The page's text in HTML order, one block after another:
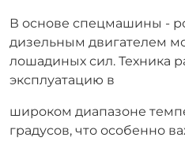
В основе спецмашины -
дизельным двигателем
лошадиных сил. Техника
эксплуатацию в
широком диапазоне
градусов, что особенно